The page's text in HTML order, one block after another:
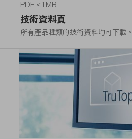
PDF <1MB
技術資料頁
所有產品種類的技術資料均可下載。